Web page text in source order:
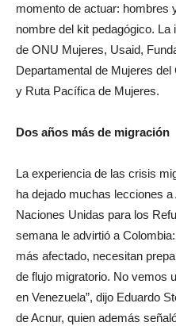
momento de actuar: hombres
nombre del kit pedagógico.
de ONU Mujeres, Usaid,
Departamental de Mujeres
y Ruta Pacífica de Mujeres.
Dos años más de migración
La experiencia de las crisis
ha dejado muchas lecciones
Naciones Unidas para los
semana le advirtió a
más afectado, necesitan
de flujo migratorio. No vemos
en Venezuela”, dijo Eduardo
de Acnur, quien además